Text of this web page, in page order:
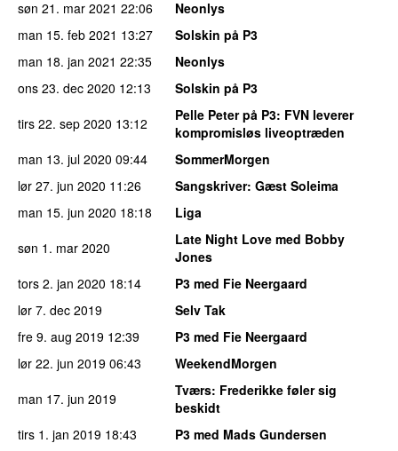
søn 21. mar 2021 22:06
Neonlys
man 15. feb 2021 13:27
Solskin på P3
man 18. jan 2021 22:35
Neonlys
ons 23. dec 2020 12:13
Solskin på P3
tirs 22. sep 2020 13:12 Pelle Peter på P3: FVN leverer
kompromisløs liveoptræden
man 13. jul 2020 09:44
SommerMorgen
lør 27. jun 2020 11:26 Sangskriver: Gæst Soleima
man 15. jun 2020 18:18
Liga
søn 1. mar 2020
Late Night Love med Bobby
Jones
tors 2. jan 2020 18:14
P3 med Fie Neergaard
lør 7. dec 2019
Selv Tak
fre 9. aug 2019 12:39
P3 med Fie Neergaard
lør 22. jun 2019 06:43
WeekendMorgen
man 17. jun 2019
Tværs: Frederikke føler sig
beskidt
tirs 1. jan 2019 18:43
P3 med Mads Gundersen